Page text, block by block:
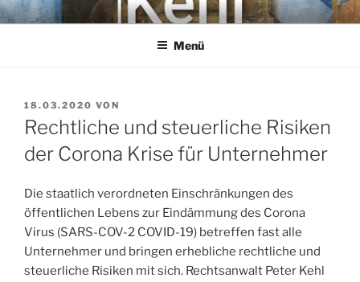
Zum
InhaltKEHL
Rechtsanwaltsgesellschaft mbH
Menü
VERÖFFENTLICHT
AM
18.03.2020 VON
Rechtliche und steuerliche Risiken
der Corona Krise für Unternehmer
Die staatlich verordneten Einschränkungen des
öffentlichen Lebens zur Eindämmung des Corona
Virus (SARS-COV-2 COVID-19) betreffen fast alle
Unternehmer und bringen erhebliche rechtliche und
steuerliche Risiken mit sich. Rechtsanwalt Peter Kehl